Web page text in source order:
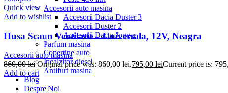
Accesorii auto masina
Accesorii Dacia Duster 3
Accesorii Duster 2
Accesorii Dacia Jogger
Parfum masina
Copertine auto
Incalzitor diesel
Antifurt masina
Blog
Despre Noi
Quick view
Add to wishlist
Husa Scaun Ventilatie – Universala, 12V, Neagra
Accesorii auto masina
860,00lei Original price was: 860,00 lei.795,00 leiCurrent price is:
Add to cart